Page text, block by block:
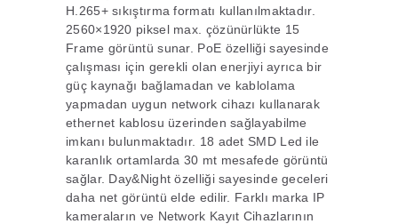
H.265+ sıkıştırma formatı kullanılmaktadır.
2560×1920 piksel max. çözünürlükte 15
Frame görüntü sunar. PoE özelliği sayesinde
çalışması için gerekli olan enerjiyi ayrıca bir
güç kaynağı bağlamadan ve kablolama
yapmadan uygun network cihazı kullanarak
ethernet kablosu üzerinden sağlayabilme
imkanı bulunmaktadır. 18 adet SMD Led ile
karanlık ortamlarda 30 mt mesafede görüntü
sağlar. Day&Night özelliği sayesinde geceleri
daha net görüntü elde edilir. Farklı marka IP
kameraların ve Network Kayıt Cihazlarının